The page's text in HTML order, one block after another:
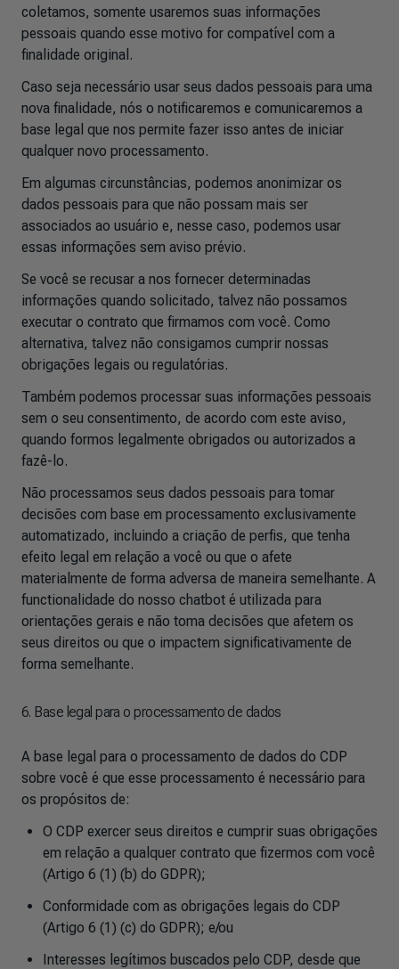
coletamos, somente usaremos suas informações
pessoais quando esse motivo for compatível com a
finalidade original.
Caso seja necessário usar seus dados pessoais para uma
nova finalidade, nós o notificaremos e comunicaremos a
base legal que nos permite fazer isso antes de iniciar
qualquer novo processamento.
Em algumas circunstâncias, podemos anonimizar os
dados pessoais para que não possam mais ser
associados ao usuário e, nesse caso, podemos usar
essas informações sem aviso prévio.
Se você se recusar a nos fornecer determinadas
informações quando solicitado, talvez não possamos
executar o contrato que firmamos com você. Como
alternativa, talvez não consigamos cumprir nossas
obrigações legais ou regulatórias.
Também podemos processar suas informações pessoais
sem o seu consentimento, de acordo com este aviso,
quando formos legalmente obrigados ou autorizados a
fazê-lo.
Não processamos seus dados pessoais para tomar
decisões com base em processamento exclusivamente
automatizado, incluindo a criação de perfis, que tenha
efeito legal em relação a você ou que o afete
materialmente de forma adversa de maneira semelhante. A
functionalidade do nosso chatbot é utilizada para
orientações gerais e não toma decisões que afetem os
seus direitos ou que o impactem significativamente de
forma semelhante.
6. Base legal para o processamento de dados
A base legal para o processamento de dados do CDP
sobre você é que esse processamento é necessário para
os propósitos de:
O CDP exercer seus direitos e cumprir suas obrigações
em relação a qualquer contrato que fizermos com você
(Artigo 6 (1) (b) do GDPR);
Conformidade com as obrigações legais do CDP
(Artigo 6 (1) (c) do GDPR); e/ou
Interesses legítimos buscados pelo CDP, desde que